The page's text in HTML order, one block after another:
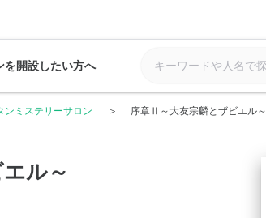
を開設したい方へ
ンミステリーサロン 序章Ⅱ～大友宗麟とザビエル～
ル～